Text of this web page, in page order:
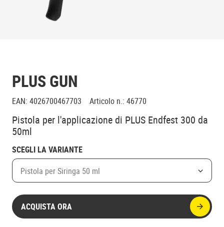
PLUS GUN
EAN: 4026700467703 Articolo n.: 46770
Pistola per l'applicazione di PLUS Endfest 300 da
50ml
SCEGLI LA VARIANTE
Pistola per Siringa 50 ml
ACQUISTA ORA